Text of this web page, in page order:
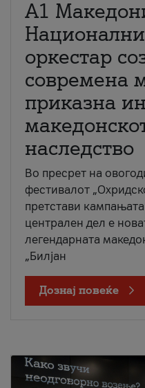
А1
оркестар
современа
приказна
наследство
Во пресрет на
фестивалот
претстави кампањата
централен дел е
легендарната
„Билјан
Дознај повеќе